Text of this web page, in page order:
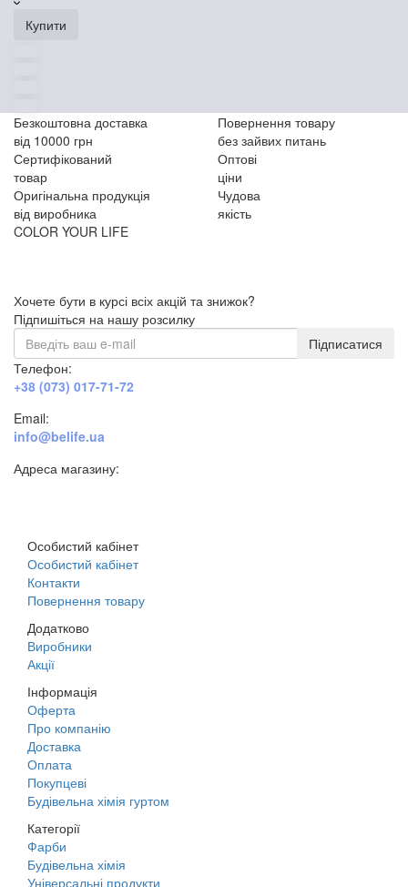
Купити
Безкоштовна доставка
від 10000 грн
Повернення товару
без зайвих питань
Сертифікований
товар
Оптові
ціни
Оригінальна продукція
від виробника
Чудова
якість
COLOR YOUR LIFE
Хочете бути в курсі всіх акцій та знижок?
Підпишіться на нашу розсилку
Підписатися
Телефон:
+38 (073) 017-71-72
Email:
info@belife.ua
Адреса магазину:
Особистий кабінет
Особистий кабінет
Контакти
Повернення товару
Додатково
Виробники
Акції
Інформація
Оферта
Про компанію
Доставка
Оплата
Покупцеві
Будівельна хімія гуртом
Категорії
Фарби
Будівельна хімія
Універсальні продукти